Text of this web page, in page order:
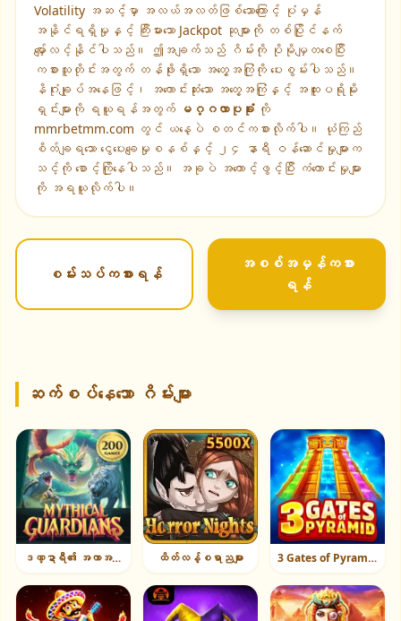
Volatility အဆင့်မှာ အလယ်အလတ်ဖြစ်သောကြောင့် ပုံမှန်
အနိုင်ရရှိမှုနှင့် ကြီးမားသော Jackpot ဆုများကို တစ်ပြိုင်နက်
မျှော်လင့်နိုင်ပါသည်။ ဤအချက်သည် ဂိမ်းကို ပိုမိုမျှတစေပြီး
ကစားသူတိုင်းအတွက် တန်ဖိုးရှိသော အတွေ့အကြုံကို ပေးစွမ်းပါသည်။
နိဂုံးချုပ်အနေဖြင့်၊ အကောင်းဆုံးသော အတွေ့အကြုံနှင့် အထူးပရိုမိုး
ရှင်းများကို ရယူရန်အတွက် မဂ္ဂလာပုခုံးကို
mmrbetmm.com တွင် ယနေ့ပဲ စတင်ကစားလိုက်ပါ။ ယုံကြည်
စိတ်ချရသော ငွေပေးချေမှုစနစ်နှင့် ၂၄ နာရီ ဝန်ဆောင်မှုများက
သင့်ကို စောင့်ကြိုနေပါသည်။ အခုပဲ အကောင့်ဖွင့်ပြီး ကံကောင်းမှုများ
ကို အရယူလိုက်ပါ။
စမ်းသပ်ကစားရန်
အစစ်အမှန်ကစား
ရန်
ဆက်စပ်နေသော ဂိမ်းများ
ဒဏ္ဍာရီ၏ အကာအကွယ်များ ထိတ်လန့်စရာညများ 3 Gates of Pyramid